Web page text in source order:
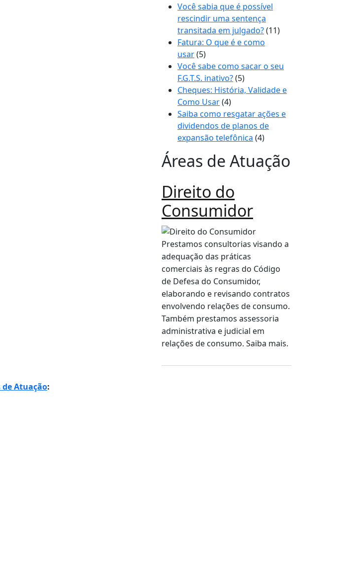
Você sabia que é possível
rescindir uma sentença
transitada em julgado?(11)
Fatura: O que é e como
usar(5)
Você sabe como sacar o seu
F.G.T.S. inativo?(5)
Cheques: História, Validade e
Como Usar(4)
Saiba como resgatar ações e
dividendos de planos de
expansão telefônica (4)
Áreas de Atuação
Direito do
Consumidor
Prestamos consultorias visando a
adequação das práticas
comerciais às regras do Código
de Defesa do Consumidor,
elaborando e revisando contratos
envolvendo relações de consumo.
Também prestamos assessoria
administrativa e judicial em
relações de consumo. Saiba mais.
de Atuação: